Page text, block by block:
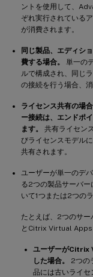
ントを使用して、
ぞれ実行されている
が消費されます。
同じ製品、エディシ
費する場合。
単一の
ルで構成され、同じ
の接続を行う場合、
ライセンス共有の
ー接続は、エンドポ
ます。
共有ライセン
びライセンスモデル
共有されます。
ユーザーが単一のデ
る2つの製品サーバ
いて1つまたは2つの
たとえば、2つのサ
とCitrix Virtual Apps
ユーザーがCitrix
した場合。
2つの
品には古いライ